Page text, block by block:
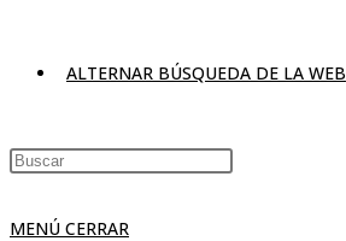
ALTERNAR BÚSQUEDA DE LA WEB
MENÚ CERRAR